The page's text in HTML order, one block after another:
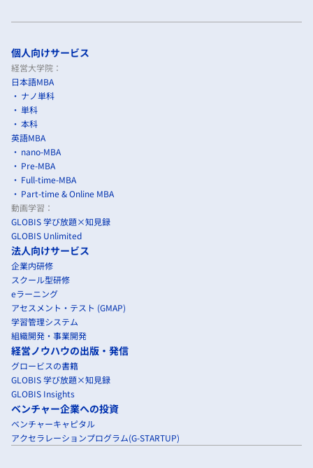
個人向けサービス
経営大学院：
日本語MBA
ナノ単科
単科
本科
英語MBA
nano-MBA
Pre-MBA
Full-time-MBA
Part-time & Online MBA
動画学習：
GLOBIS 学び放題×知見録
GLOBIS Unlimited
法人向けサービス
企業内研修
スクール型研修
eラーニング
アセスメント・テスト (GMAP)
学習管理システム
組織開発・事業開発
経営ノウハウの出版・発信
グロービスの書籍
GLOBIS 学び放題×知見録
GLOBIS Insights
ベンチャー企業への投資
ベンチャーキャピタル
アクセラレーションプログラム(G-STARTUP)